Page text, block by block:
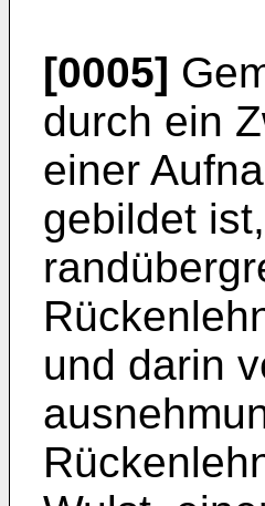
[0005]
durch ein
einer
gebildet
und darin